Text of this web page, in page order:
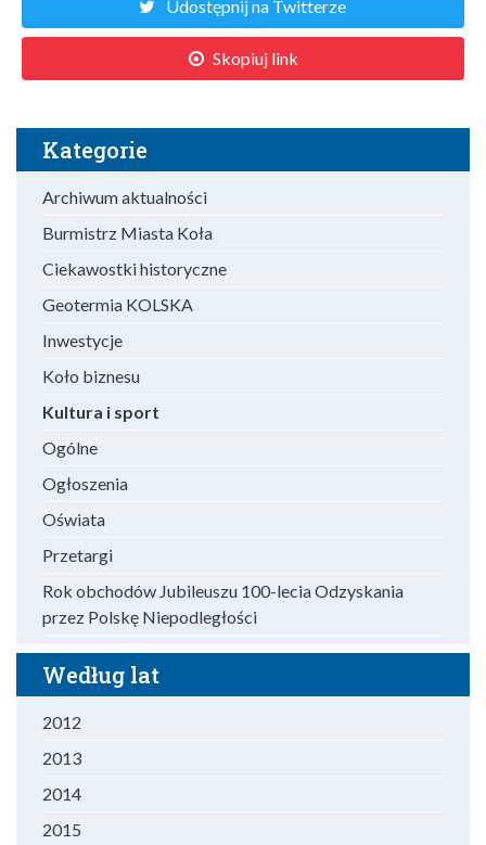
Udostępnij na Twitterze
Skopiuj link
Kategorie
Archiwum aktualności
Burmistrz Miasta Koła
Ciekawostki historyczne
Geotermia KOLSKA
Inwestycje
Koło biznesu
Kultura i sport
Ogólne
Ogłoszenia
Oświata
Przetargi
Rok obchodów Jubileuszu 100-lecia Odzyskania
przez Polskę Niepodległości
Według lat
2012
2013
2014
2015